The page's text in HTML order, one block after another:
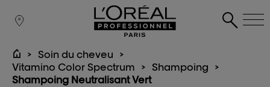
Soin du cheveu
Vitamino Color Spectrum
Shampoing
Shampoing Neutralisant Vert